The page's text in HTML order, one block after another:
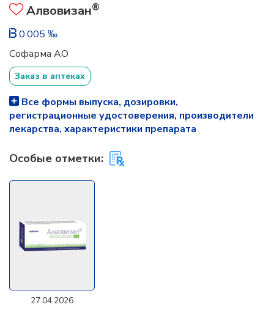
Алвовизан®
0.005 ‰
Софарма АО
Заказ в аптеках
Все формы выпуска, дозировки,
регистрационные удостоверения, производители
лекарства, характеристики препарата
Особые отметки:
27.04.2026